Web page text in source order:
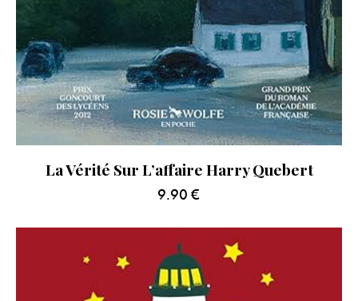
La Vérité Sur L’affaire Harry Quebert
9.90 €